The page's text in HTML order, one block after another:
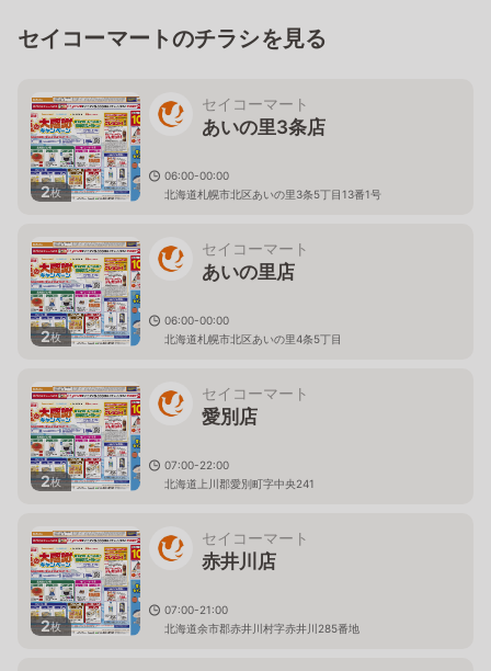
セイコーマートのチラシを見る
2枚
セイコーマート
あいの里3条店
06:00-00:00
北海道札幌市北区あいの里3条5丁目13番1号
2枚
セイコーマート
あいの里店
06:00-00:00
北海道札幌市北区あいの里4条5丁目
2枚
セイコーマート
愛別店
07:00-22:00
北海道上川郡愛別町字中央241
2枚
セイコーマート
赤井川店
07:00-21:00
北海道余市郡赤井川村字赤井川285番地